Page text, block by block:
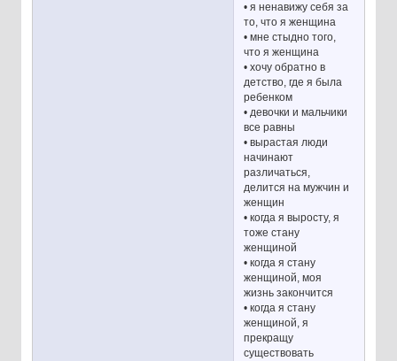
• я ненавижу себя за
то, что я женщина
• мне стыдно того,
что я женщина
• хочу обратно в
детство, где я была
ребенком
• девочки и мальчики
все равны
• вырастая люди
начинают
различаться,
делится на мужчин и
женщин
• когда я выросту, я
тоже стану
женщиной
• когда я стану
женщиной, моя
жизнь закончится
• когда я стану
женщиной, я
прекращу
существовать